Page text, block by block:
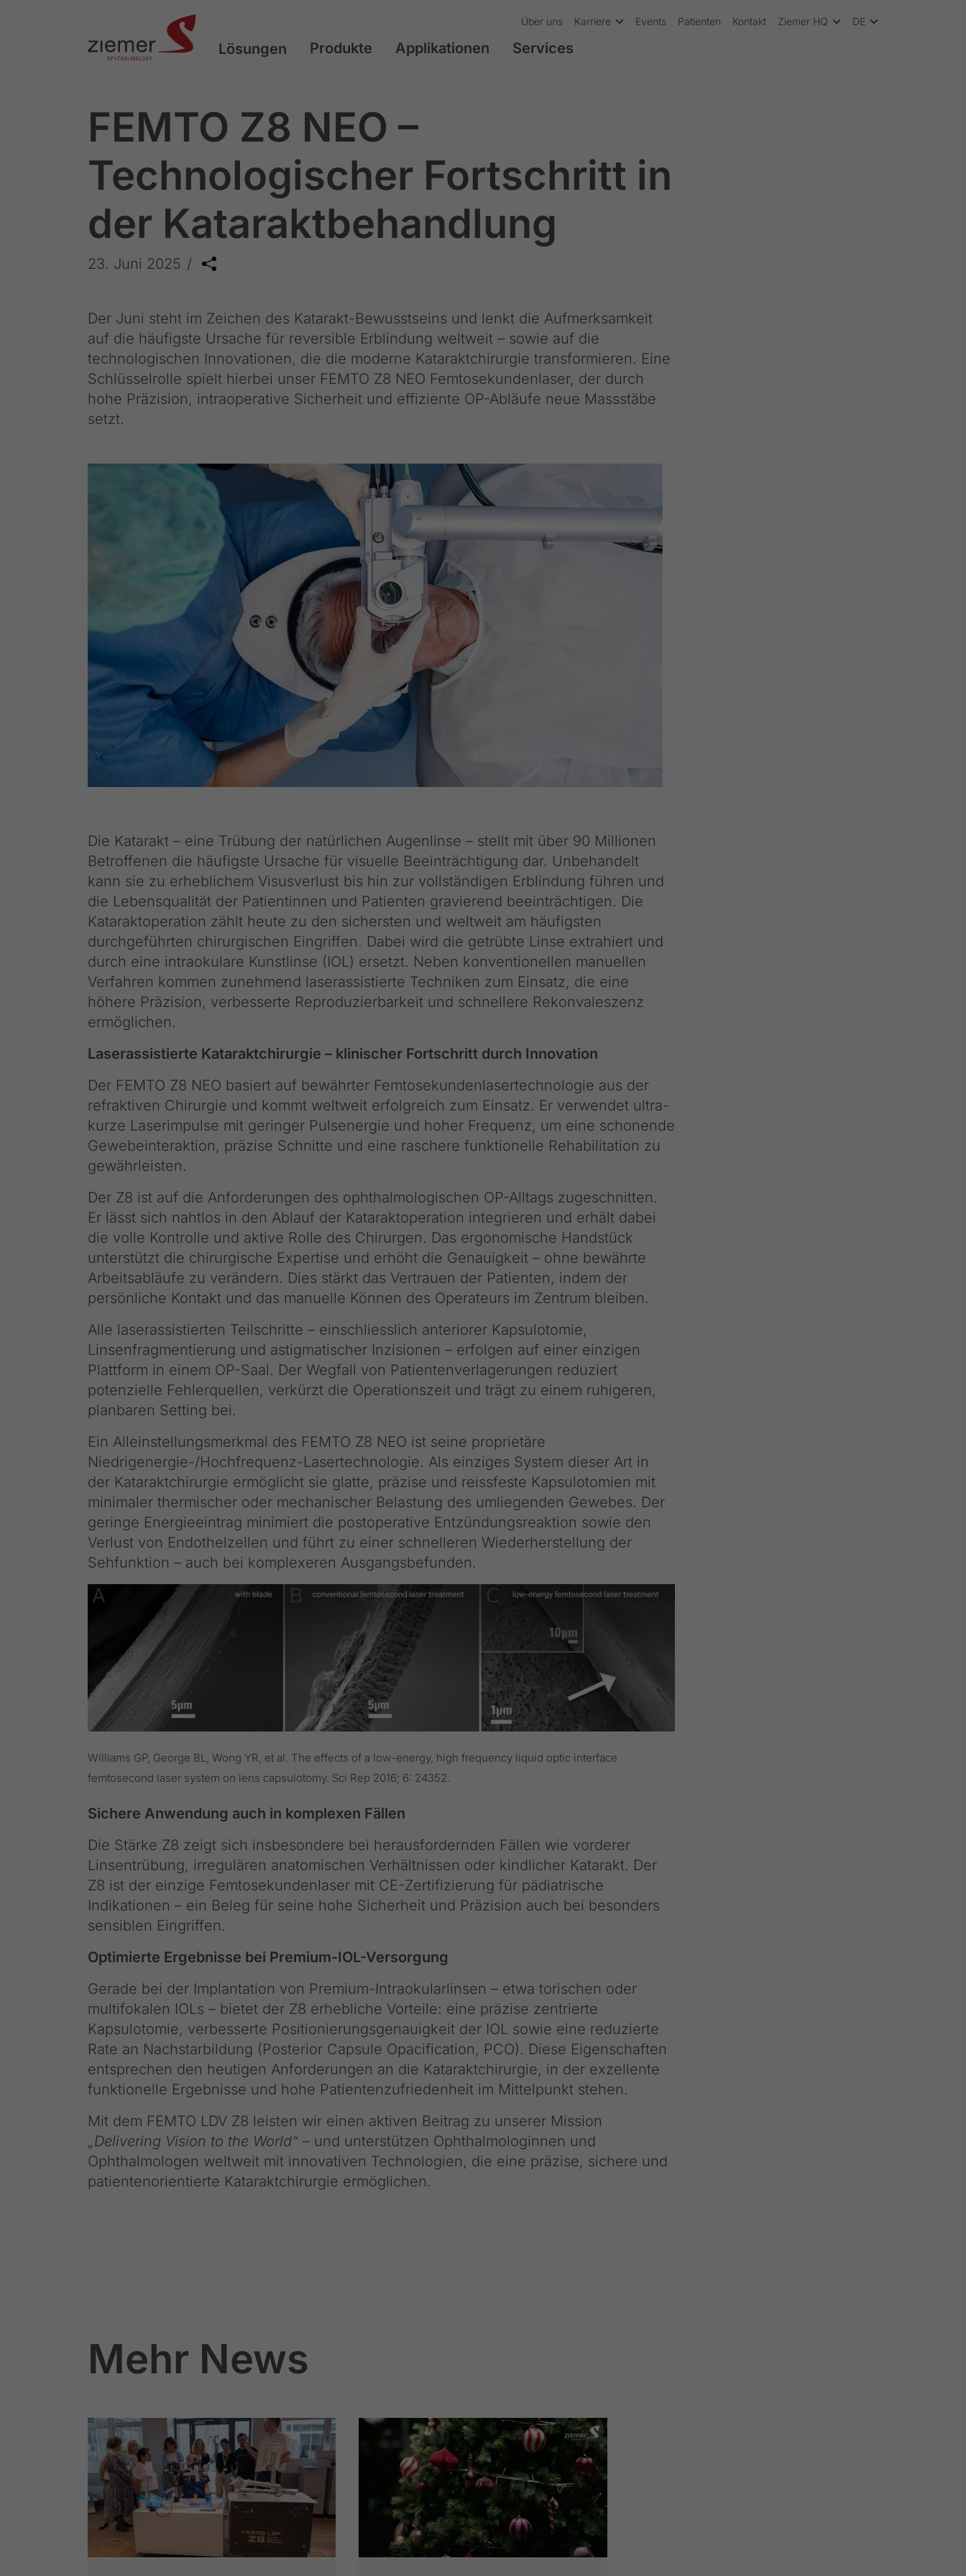
Über uns Karriere Events Patienten Kontakt Ziemer HQ DE
Lösungen Produkte Applikationen Services
FEMTO Z8 NEO –
Technologischer Fortschritt in
der Kataraktbehandlung
23. Juni 2025
Der Juni steht im Zeichen des Katarakt-Bewusstseins und lenkt die Aufmerksamkeit
auf die häufigste Ursache für reversible Erblindung weltweit – sowie auf die
technologischen Innovationen, die die moderne Kataraktchirurgie transformieren. Eine
Schlüsselrolle spielt hierbei unser FEMTO Z8 NEO Femtosekundenlaser, der durch
hohe Präzision, intraoperative Sicherheit und effiziente OP-Abläufe neue Massstäbe
setzt.
Die Katarakt – eine Trübung der natürlichen Augenlinse – stellt mit über 90 Millionen
Betroffenen die häufigste Ursache für visuelle Beeinträchtigung dar. Unbehandelt
kann sie zu erheblichem Visusverlust bis hin zur vollständigen Erblindung führen und
die Lebensqualität der Patientinnen und Patienten gravierend beeinträchtigen. Die
Kataraktoperation zählt heute zu den sichersten und weltweit am häufigsten
durchgeführten chirurgischen Eingriffen. Dabei wird die getrübte Linse extrahiert und
durch eine intraokulare Kunstlinse (IOL) ersetzt. Neben konventionellen manuellen
Verfahren kommen zunehmend laserassistierte Techniken zum Einsatz, die eine
höhere Präzision, verbesserte Reproduzierbarkeit und schnellere Rekonvaleszenz
ermöglichen.
Laserassistierte Kataraktchirurgie – klinischer Fortschritt durch Innovation
Der FEMTO Z8 NEO basiert auf bewährter Femtosekundenlasertechnologie aus der
refraktiven Chirurgie und kommt weltweit erfolgreich zum Einsatz. Er verwendet ultra-
kurze Laserimpulse mit geringer Pulsenergie und hoher Frequenz, um eine schonende
Gewebeinteraktion, präzise Schnitte und eine raschere funktionelle Rehabilitation zu
gewährleisten.
Der Z8 ist auf die Anforderungen des ophthalmologischen OP-Alltags zugeschnitten.
Er lässt sich nahtlos in den Ablauf der Kataraktoperation integrieren und erhält dabei
die volle Kontrolle und aktive Rolle des Chirurgen. Das ergonomische Handstück
unterstützt die chirurgische Expertise und erhöht die Genauigkeit – ohne bewährte
Arbeitsabläufe zu verändern. Dies stärkt das Vertrauen der Patienten, indem der
persönliche Kontakt und das manuelle Können des Operateurs im Zentrum bleiben.
Alle laserassistierten Teilschritte – einschliesslich anteriorer Kapsulotomie,
Linsenfragmentierung und astigmatischer Inzisionen – erfolgen auf einer einzigen
Plattform in einem OP-Saal. Der Wegfall von Patientenverlagerungen reduziert
potenzielle Fehlerquellen, verkürzt die Operationszeit und trägt zu einem ruhigeren,
planbaren Setting bei.
Ein Alleinstellungsmerkmal des FEMTO Z8 NEO ist seine proprietäre
Niedrigenergie-/Hochfrequenz-Lasertechnologie. Als einziges System dieser Art in
der Kataraktchirurgie ermöglicht sie glatte, präzise und reissfeste Kapsulotomien mit
minimaler thermischer oder mechanischer Belastung des umliegenden Gewebes. Der
geringe Energieeintrag minimiert die postoperative Entzündungsreaktion sowie den
Verlust von Endothelzellen und führt zu einer schnelleren Wiederherstellung der
Sehfunktion – auch bei komplexeren Ausgangsbefunden.
Williams GP, George BL, Wong YR, et al. The effects of a low-energy, high frequency liquid optic interface
femtosecond laser system on lens capsulotomy. Sci Rep 2016; 6: 24352.
Sichere Anwendung auch in komplexen Fällen
Die Stärke Z8 zeigt sich insbesondere bei herausfordernden Fällen wie vorderer
Linsentrübung, irregulären anatomischen Verhältnissen oder kindlicher Katarakt. Der
Z8 ist der einzige Femtosekundenlaser mit CE-Zertifizierung für pädiatrische
Indikationen – ein Beleg für seine hohe Sicherheit und Präzision auch bei besonders
sensiblen Eingriffen.
Optimierte Ergebnisse bei Premium-IOL-Versorgung
Gerade bei der Implantation von Premium-Intraokularlinsen – etwa torischen oder
multifokalen IOLs – bietet der Z8 erhebliche Vorteile: eine präzise zentrierte
Kapsulotomie, verbesserte Positionierungsgenauigkeit der IOL sowie eine reduzierte
Rate an Nachstarbildung (Posterior Capsule Opacification, PCO). Diese Eigenschaften
entsprechen den heutigen Anforderungen an die Kataraktchirurgie, in der exzellente
funktionelle Ergebnisse und hohe Patientenzufriedenheit im Mittelpunkt stehen.
Mit dem FEMTO LDV Z8 leisten wir einen aktiven Beitrag zu unserer Mission
„Delivering Vision to the World“ – und unterstützen Ophthalmologinnen und
Ophthalmologen weltweit mit innovativen Technologien, die eine präzise, sichere und
patientenorientierte Kataraktchirurgie ermöglichen.
Mehr News